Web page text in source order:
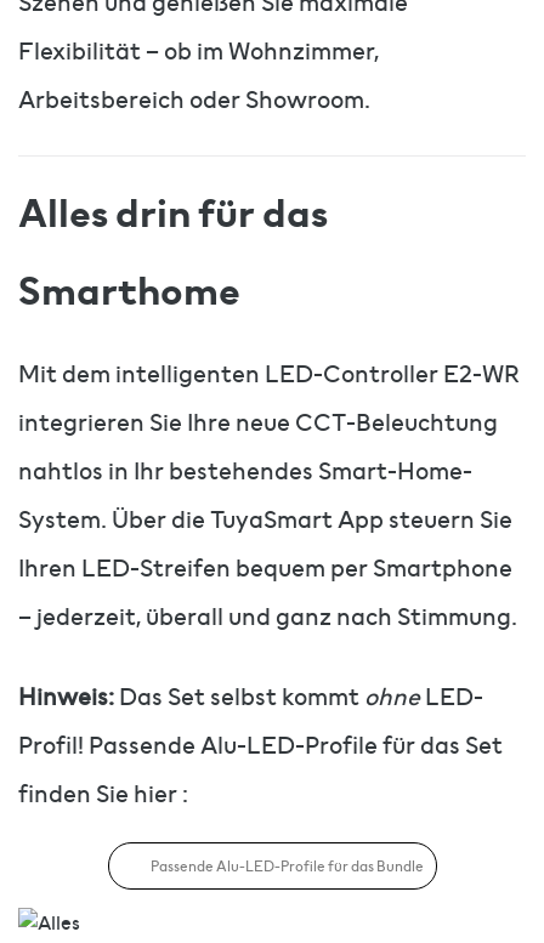
Flexibilität – ob im Wohnzimmer,
Arbeitsbereich oder Showroom.
Alles drin für das
Smarthome
Mit dem intelligenten LED-Controller E2-WR
integrieren Sie Ihre neue CCT-Beleuchtung
nahtlos in Ihr bestehendes Smart-Home-
System. Über die TuyaSmart App steuern Sie
Ihren LED-Streifen bequem per Smartphone
– jederzeit, überall und ganz nach Stimmung.
Hinweis:Das Set selbst kommt ohneLED-
Profil! Passende Alu-LED-Profile für das Set
finden Sie hier :
Passende Alu-LED-Profile für das Bundle